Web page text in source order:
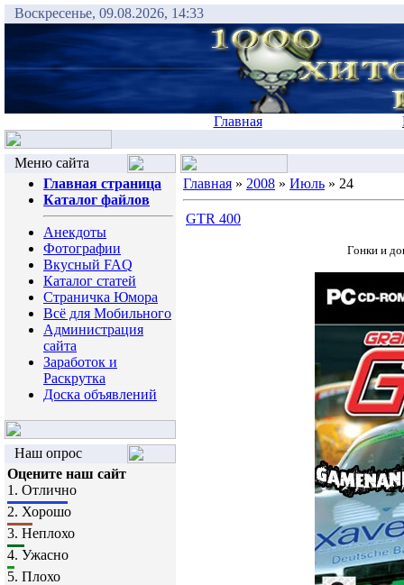
Воскресенье, 09.08.2026, 14:33
Главная
Меню сайта
Главная страница
Каталог файлов
Анекдоты
Фотографии
Вкусный FAQ
Каталог статей
Страничка Юмора
Всё для Мобильного
Администрация
сайта
Заработок и
Раскрутка
Доска объявлений
Наш опрос
Оцените наш сайт
1. Отлично
2. Хорошо
3. Неплохо
4. Ужасно
5. Плохо
Главная » 2008 » Июль » 24
GTR 400
Гонки и